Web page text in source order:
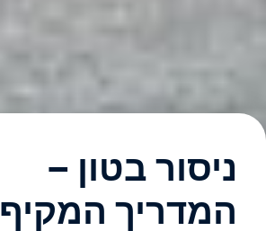
ניסור בטון –
המדריך המקיף